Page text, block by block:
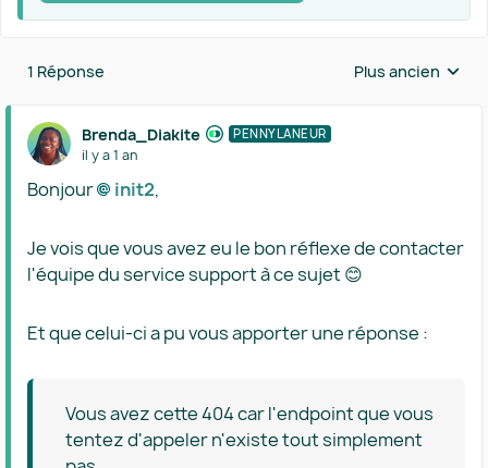
1 Réponse Réponses triées
Plus ancien
Brenda_Diakite PENNYLANEUR
il y a 1 an
Bonjour init2​,
Je vois que vous avez eu le bon réflexe de contacter
l'équipe du service support à ce sujet 😊
Et que celui-ci a pu vous apporter une réponse :
Vous avez cette 404 car l'endpoint que vous
tentez d'appeler n'existe tout simplement